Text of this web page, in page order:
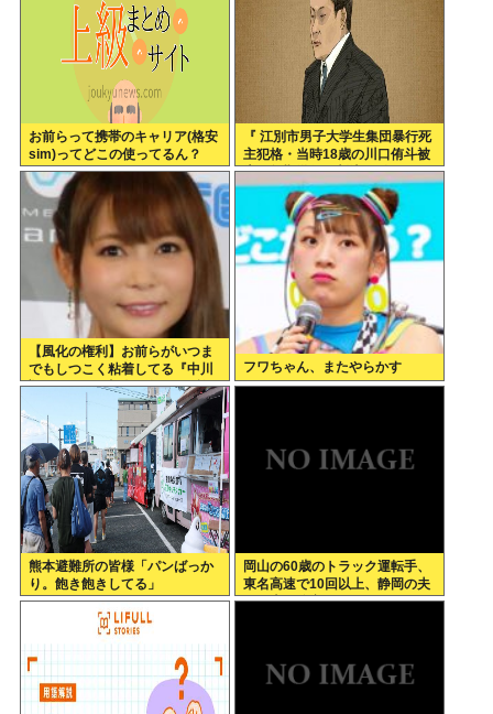
お前らって携帯のキャリア(格安
sim)ってどこの使ってるん？
『 江別市男子大学生集団暴行死
主犯格・当時18歳の川口侑斗被
告に無期懲役の判決』 昨日この
スレ立ってた？
【風化の権利】お前らがいつま
でもしつこく粘着してる『中川
翔子Switch2事件』俺はもう許
したし、忘れようと思う。
フワちゃん、またやらかす
熊本避難所の皆様「パンばっか
り。飽き飽きしてる」
岡山の60歳のトラック運転手、
東名高速で10回以上、静岡の夫
婦の車に追突